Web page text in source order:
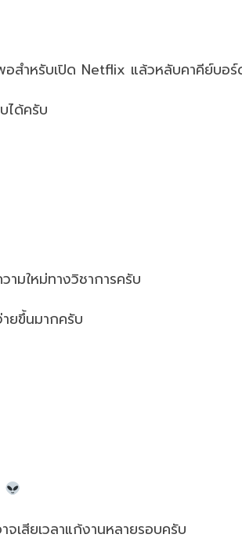
อสำหรับเปิด Netflix แล้วหลับคาคีย์บอร์
ได้ครับ
มใหม่ทางวิชาการครับ
ยขึ้นมากครับ
เสียเวลาแก้งานหลายรอบครับ